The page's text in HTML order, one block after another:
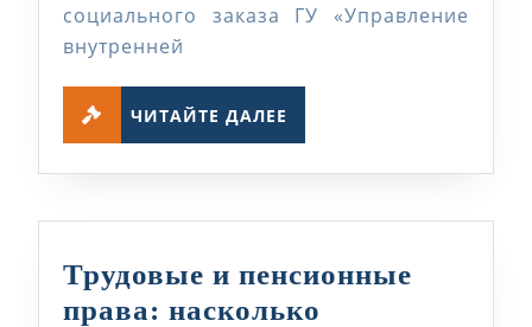
социального заказа ГУ «Управление
внутренней
ЧИТАЙТЕ ДАЛЕЕ
Трудовые и пенсионные
права: насколько